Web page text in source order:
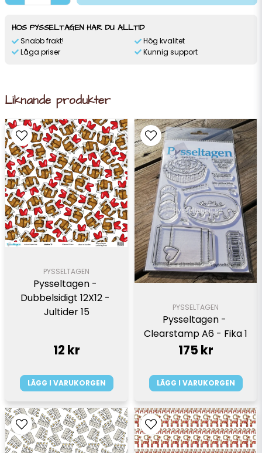
HOS PYSSELTAGEN HAR DU ALLTID
Snabb frakt!
Låga priser
Hög kvalitet
Kunnig support
Liknande produkter
PYSSELTAGEN
Pysseltagen -
Dubbelsidigt 12X12 -
Jultider 15
12 kr
LÄGG I VARUKORGEN
PYSSELTAGEN
Pysseltagen -
Clearstamp A6 - Fika 1
175 kr
LÄGG I VARUKORGEN